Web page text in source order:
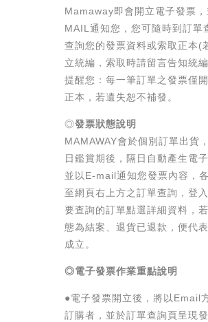
Mamaway即會開立電子發票，
MAIL通知您，您可隨時到訂單
查詢您的發票資料或索取正本(
立統編，索取時請留言告知統編
提醒您：每一筆訂單之發票僅
正本，若遺失恕不補發。
◎發票狀態說明
MAMAWAY會於個別訂單出貨
日鑑賞期後，隔日自動產生電子
並以E-mail通知您發票內容，
至網頁右上方之訂單查詢，登
要查詢的訂單點選詳細資料，
態為結案、退貨已退款，便代
成立。
◎電子發票作業重點說明
●電子發票開立後，將以Email
訂購者，並於訂單查詢頁呈現發